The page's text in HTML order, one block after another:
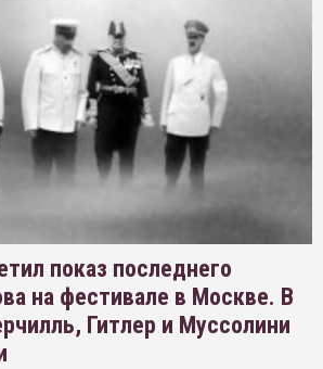
показ последнего
на фестивале в Москве. В
Гитлер и Муссолини